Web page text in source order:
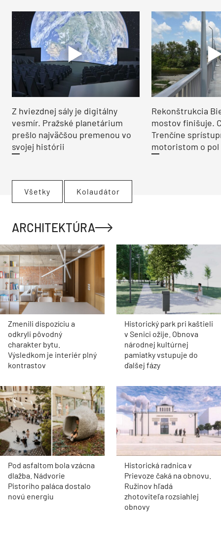
Z hviezdnej sály je digitálny
vesmír. Pražské planetárium
prešlo najväčšou premenou vo
svojej histórii
Rekonštrukcia
mostov finišuje.
Trenčíne
motoristom o pol
Všetky Kolaudátor
Zmenili dispozíciu a
odkryli pôvodný
charakter bytu.
Výsledkom je interiér plný
kontrastov
Historický park pri kaštieli
v Senici ožije. Obnova
národnej kultúrnej
pamiatky vstupuje do
ďalšej fázy
Pod asfaltom bola vzácna
dlažba. Nádvorie
Pistoriho paláca dostalo
novú energiu
Historická radnica v
Prievoze čaká na obnovu.
Ružinov hľadá
zhotoviteľa rozsiahlej
obnovy
STAVEBNÍCTVO